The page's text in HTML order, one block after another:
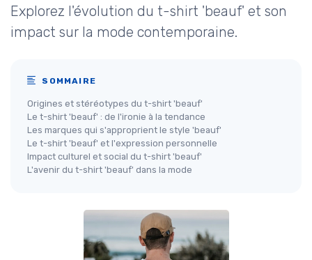
Explorez l'évolution du t-shirt 'beauf' et son
impact sur la mode contemporaine.
SOMMAIRE
Origines et stéréotypes du t-shirt 'beauf'
Le t-shirt 'beauf' : de l'ironie à la tendance
Les marques qui s'approprient le style 'beauf'
Le t-shirt 'beauf' et l'expression personnelle
Impact culturel et social du t-shirt 'beauf'
L'avenir du t-shirt 'beauf' dans la mode